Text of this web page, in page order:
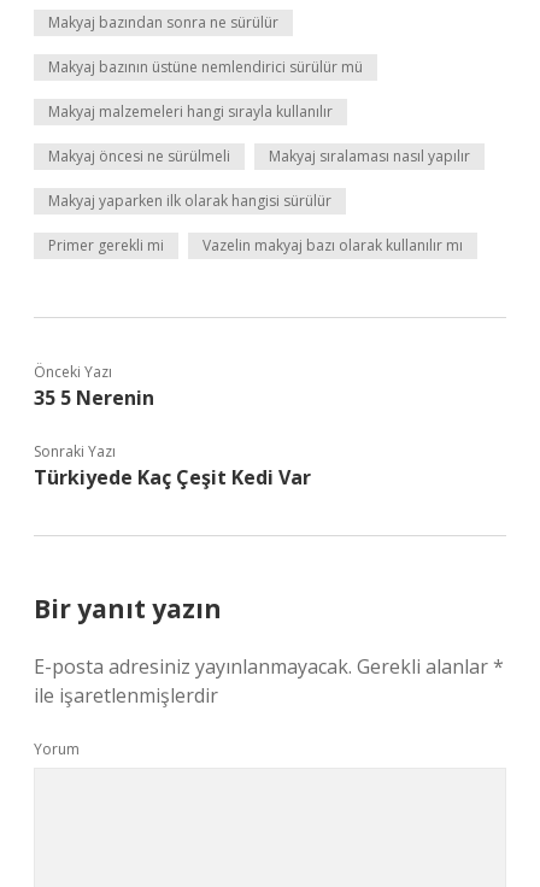
Makyaj bazından sonra ne sürülür
Makyaj bazının üstüne nemlendirici sürülür mü
Makyaj malzemeleri hangi sırayla kullanılır
Makyaj öncesi ne sürülmeli Makyaj sıralaması nasıl yapılır
Makyaj yaparken ilk olarak hangisi sürülür
Primer gerekli mi Vazelin makyaj bazı olarak kullanılır mı
Önceki Yazı
35 5 Nerenin
Sonraki Yazı
Türkiyede Kaç Çeşit Kedi Var
Bir yanıt yazın
E-posta adresiniz yayınlanmayacak. Gerekli alanlar*
ile işaretlenmişlerdir
Yorum